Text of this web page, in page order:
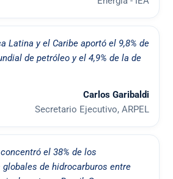
Latina y el Caribe aportó el 9,8% de
de petróleo y el 4,9% de la de
Carlos Garibaldi
Secretario Ejecutivo, ARPEL
el 38% de los
de hidrocarburos entre